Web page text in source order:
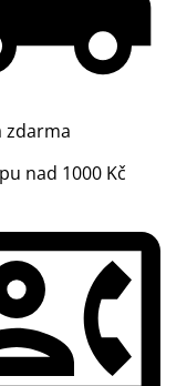
zdarma
nad 1000 Kč